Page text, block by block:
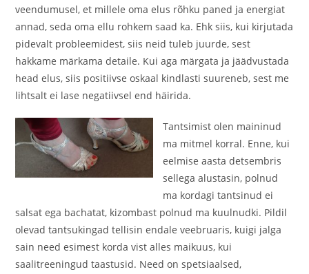
veendumusel, et millele oma elus rõhku paned ja energiat
annad, seda oma ellu rohkem saad ka. Ehk siis, kui kirjutada
pidevalt probleemidest, siis neid tuleb juurde, sest
hakkame märkama detaile. Kui aga märgata ja jäädvustada
head elus, siis positiivse oskaal kindlasti suureneb, sest me
lihtsalt ei lase negatiivsel end häirida.
Tantsimist olen maininud
ma mitmel korral. Enne, kui
eelmise aasta detsembris
sellega alustasin, polnud
ma kordagi tantsinud ei
salsat ega bachatat, kizombast polnud ma kuulnudki. Pildil
olevad tantsukingad tellisin endale veebruaris, kuigi jalga
sain need esimest korda vist alles maikuus, kui
saalitreeningud taastusid. Need on spetsiaalsed,